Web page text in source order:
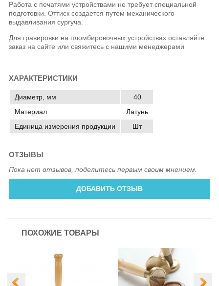
Работа с печатями устройствами не требует специальной
подготовки. Оттиск создается путем механического
выдавливания сургуча.
Для гравировки на пломбировочных устройствах оставляйте
заказ на сайте или свяжитесь с нашими менеджерами
ХАРАКТЕРИСТИКИ
Диаметр, мм
40
Материал
Латунь
Единица измерения продукции
Шт
ОТЗЫВЫ
Пока нет отзывов, поделитесь первым своим мнением.
ДОБАВИТЬ ОТЗЫВ
ПОХОЖИЕ ТОВАРЫ